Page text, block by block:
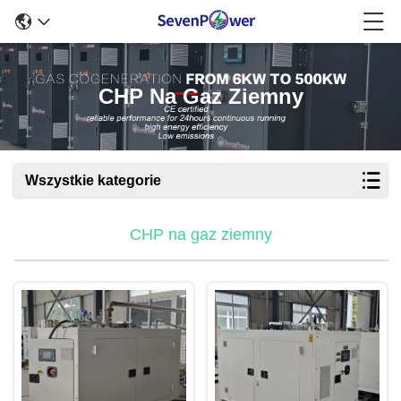
CHP Na Gaz Ziemny
Wszystkie kategorie
CHP na gaz ziemny